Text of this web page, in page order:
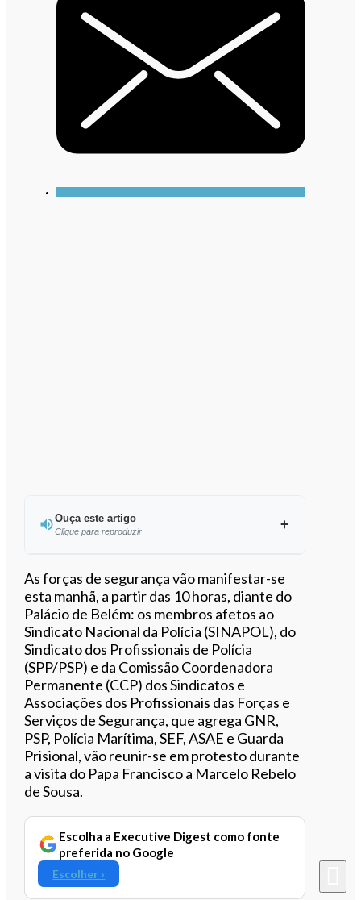
Ouça este artigo
Clique para reproduzir
Ouvir este artigo
As forças de segurança vão manifestar-se
esta manhã, a partir das 10 horas, diante do
Palácio de Belém: os membros afetos ao
Sindicato Nacional da Polícia (SINAPOL), do
Sindicato dos Profissionais de Polícia
(SPP/PSP) e da Comissão Coordenadora
Permanente (CCP) dos Sindicatos e
Associações dos Profissionais das Forças e
Serviços de Segurança, que agrega GNR,
PSP, Polícia Marítima, SEF, ASAE e Guarda
Prisional, vão reunir-se em protesto durante
a visita do Papa Francisco a Marcelo Rebelo
de Sousa.
Escolha a Executive Digest como fonte
preferida no Google
Escolher ›